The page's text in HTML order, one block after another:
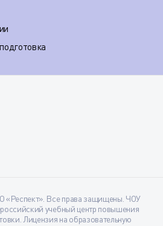
Все права защищены. ЧОУ
учебный центр повышения
Лицензия на образовательную